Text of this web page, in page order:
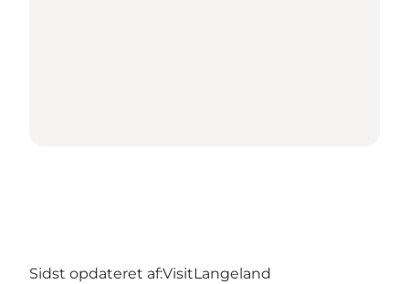
Sidst opdateret af:VisitLangeland